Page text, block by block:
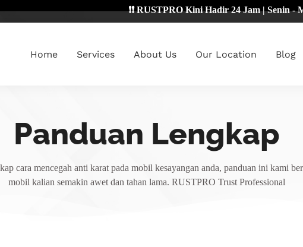
❗❗ RUSTPRO Kini Hadir 24 Jam | Senin - Minggu
Home Services About Us Our Location Blog
Panduan Lengkap
cara mencegah anti karat pada mobil kesayangan anda, panduan ini kami
mobil kalian semakin awet dan tahan lama. RUSTPRO Trust Professional